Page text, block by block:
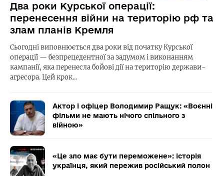
Два роки Курської операції:
перенесення війни на територію рф та
злам планів Кремля
Сьогодні виповнюється два роки від початку Курської
операції — безпрецедентної за задумом і виконанням
кампанії, яка перенесла бойові дії на територію держави-
агресора. Цей крок…
Актор і офіцер Володимир Ращук: «Воєнні
фільми не мають нічого спільного з
війною»
«Це зло має бути переможене»: історія
українця, який пережив російський полон